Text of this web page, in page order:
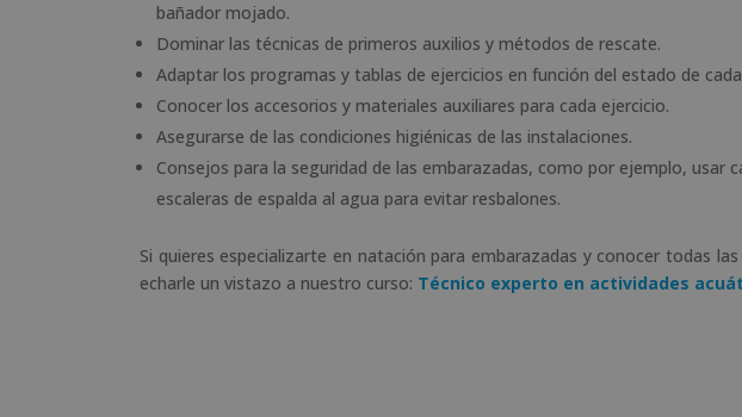
bañador mojado.
Dominar las técnicas de primeros auxilios y métodos de rescate.
Adaptar los programas y tablas de ejercicios en función del estado de
Conocer los accesorios y materiales auxiliares para cada ejercicio.
Asegurarse de las condiciones higiénicas de las instalaciones.
Consejos para la seguridad de las embarazadas, como por ejemplo, usar
escaleras de espalda al agua para evitar resbalones.
Si quieres especializarte en natación para embarazadas y conocer todas
echarle un vistazo a nuestro curso: Técnico experto en actividades